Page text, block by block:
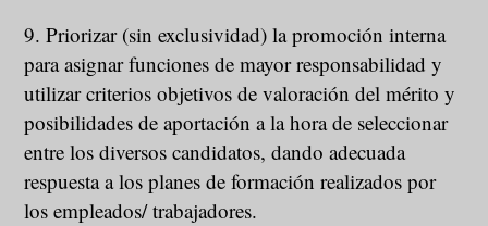
9. Priorizar (sin exclusividad) la promoción interna
para asignar funciones de mayor responsabilidad y
utilizar criterios objetivos de valoración del mérito y
posibilidades de aportación a la hora de seleccionar
entre los diversos candidatos, dando adecuada
respuesta a los planes de formación realizados por
los empleados/ trabajadores.